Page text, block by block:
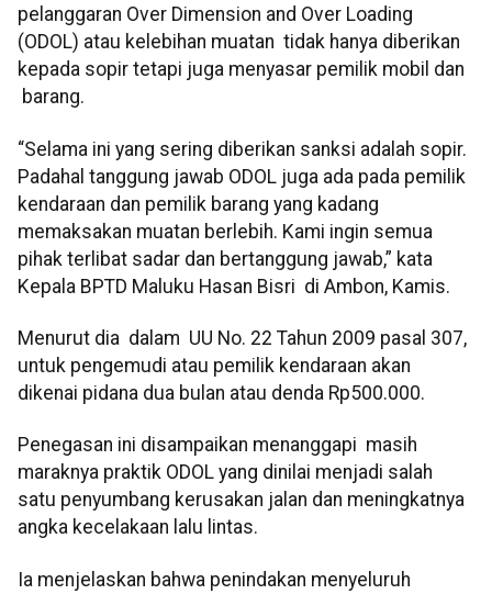
pelanggaran Over Dimension and Over Loading
(ODOL) atau kelebihan muatan tidak hanya diberikan
kepada sopir tetapi juga menyasar pemilik mobil dan
barang.
“Selama ini yang sering diberikan sanksi adalah sopir.
Padahal tanggung jawab ODOL juga ada pada pemilik
kendaraan dan pemilik barang yang kadang
memaksakan muatan berlebih. Kami ingin semua
pihak terlibat sadar dan bertanggung jawab,” kata
Kepala BPTD Maluku Hasan Bisri di Ambon, Kamis.
Menurut dia dalam UU No. 22 Tahun 2009 pasal 307,
untuk pengemudi atau pemilik kendaraan akan
dikenai pidana dua bulan atau denda Rp500.000.
Penegasan ini disampaikan menanggapi masih
maraknya praktik ODOL yang dinilai menjadi salah
satu penyumbang kerusakan jalan dan meningkatnya
angka kecelakaan lalu lintas.
Ia menjelaskan bahwa penindakan menyeluruh